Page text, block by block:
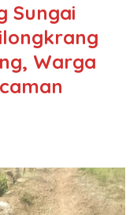
Sungai
Warga